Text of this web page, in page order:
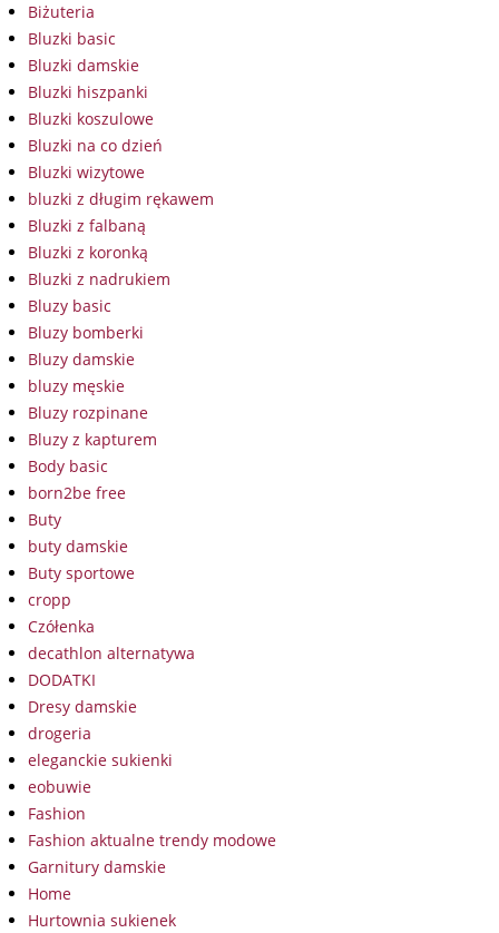
Biżuteria
Bluzki basic
Bluzki damskie
Bluzki hiszpanki
Bluzki koszulowe
Bluzki na co dzień
Bluzki wizytowe
bluzki z długim rękawem
Bluzki z falbaną
Bluzki z koronką
Bluzki z nadrukiem
Bluzy basic
Bluzy bomberki
Bluzy damskie
bluzy męskie
Bluzy rozpinane
Bluzy z kapturem
Body basic
born2be free
Buty
buty damskie
Buty sportowe
cropp
Czółenka
decathlon alternatywa
DODATKI
Dresy damskie
drogeria
eleganckie sukienki
eobuwie
Fashion
Fashion aktualne trendy modowe
Garnitury damskie
Home
Hurtownia sukienek